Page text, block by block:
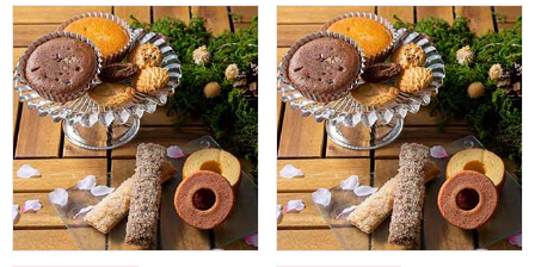
森の庭 焼き菓子アソート 結び 26個入[MRM-05A]【年間ギフ
森の庭 焼き菓子アソート 恵